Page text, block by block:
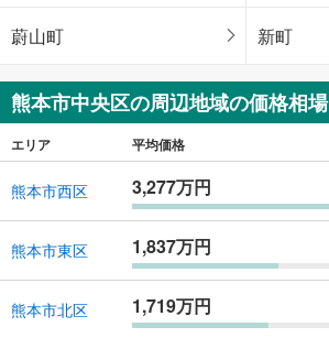
蔚山町 新町
熊本市中央区の周辺地域の価格相場
エリア 平均価格
熊本市西区 3,277万円
熊本市東区 1,837万円
熊本市北区 1,719万円